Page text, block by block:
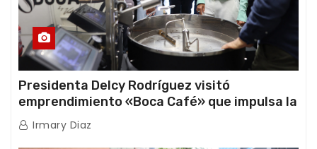
Presidenta Delcy Rodríguez visitó
emprendimiento «Boca Café» que impulsa la
producción nacional hacia mercados
internacionales
Irmary Diaz